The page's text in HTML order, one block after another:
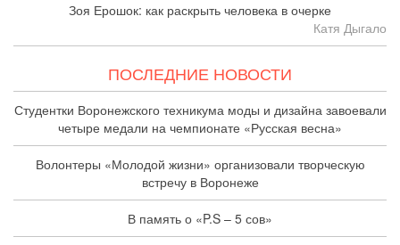
Зоя Ерошок: как раскрыть человека в очерке
Катя Дыгало
ПОСЛЕДНИЕ НОВОСТИ
Студентки Воронежского техникума моды и дизайна завоевали
четыре медали на чемпионате «Русская весна»
Волонтеры «Молодой жизни» организовали творческую
встречу в Воронеже
В память о «P.S – 5 сов»